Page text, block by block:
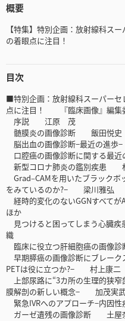
概要
【特集】特別企画：放射線科ス
の着眼点に注目！
目次
■特別企画：放射線科スーパー
点に注目！ 『臨床画像』編集
序説 江原 茂
髄膜炎の画像診断 飯田悦史
脳出血の画像診断−最近の進
口腔癌の画像診断に関する
新型コロナ肺炎の鑑別疾患
Grad–CAMを用いたブラックボ
をみているのか?− 梁川雅弘
経時的変化のないGGNすべて
ほか
見つけると困ってしまう心臓
織
臨床に役立つ肝細胞癌の画像
早期膵癌の画像診断にブレーク
PETは役に立つか?− 村上康二
上部尿路に“3カ所の生理的狭
膜解剖の新しい概念− 加茂実
緊急IVRへのアプローチ−内因
ガーゼ遺残の画像診断 土屋